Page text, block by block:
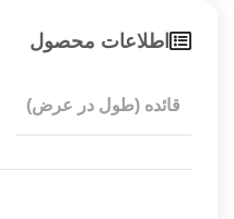
اطلاعات محصول
قائده (طول در عرض)